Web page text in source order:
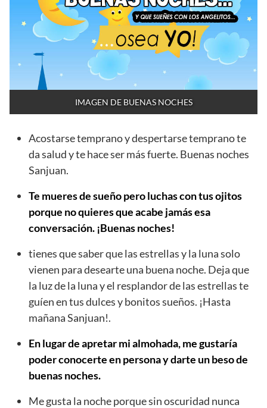
IMAGEN DE BUENAS NOCHES
Acostarse temprano y despertarse temprano te
da salud y te hace ser más fuerte. Buenas noches
Sanjuan.
Te mueres de sueño pero luchas con tus ojitos
porque no quieres que acabe jamás esa
conversación. ¡Buenas noches!
tienes que saber que las estrellas y la luna solo
vienen para desearte una buena noche. Deja que
la luz de la luna y el resplandor de las estrellas te
guíen en tus dulces y bonitos sueños. ¡Hasta
mañana Sanjuan!.
En lugar de apretar mi almohada, me gustaría
poder conocerte en persona y darte un beso de
buenas noches.
Me gusta la noche porque sin oscuridad nunca